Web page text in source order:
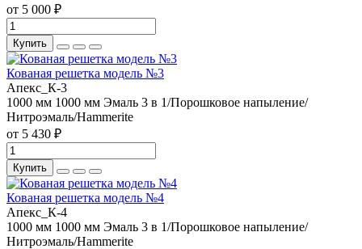
от 5 000 ₽
Купить
Кованая решетка модель №3
Апекс_К-3
1000 мм 1000 мм Эмаль 3 в 1/Порошковое напыление/
Нитроэмаль/Hammerite
от 5 430 ₽
Купить
Кованая решетка модель №4
Апекс_К-4
1000 мм 1000 мм Эмаль 3 в 1/Порошковое напыление/
Нитроэмаль/Hammerite